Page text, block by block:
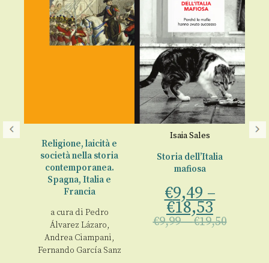
Religione, laicità e
società nella storia
contemporanea.
Spagna, Italia e
Francia
a cura di Pedro
Álvarez Lázaro,
Andrea Ciampani,
Fernando García Sanz
Isaia Sales
Storia dell’Italia
mafiosa
€9,49 –
€18,53
€9,99–€19,50